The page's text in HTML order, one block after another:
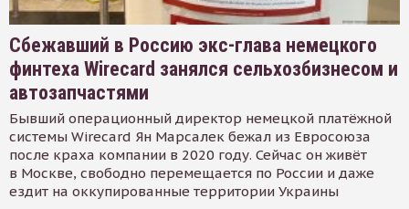
Сбежавший в Россию экс-глава немецкого
финтеха Wirecard занялся сельхозбизнесом и
автозапчастями
Бывший операционный директор немецкой платёжной
системы Wirecard Ян Марсалек бежал из Евросоюза
после краха компании в 2020 году. Сейчас он живёт
в Москве, свободно перемещается по России и даже
ездит на оккупированные территории Украины